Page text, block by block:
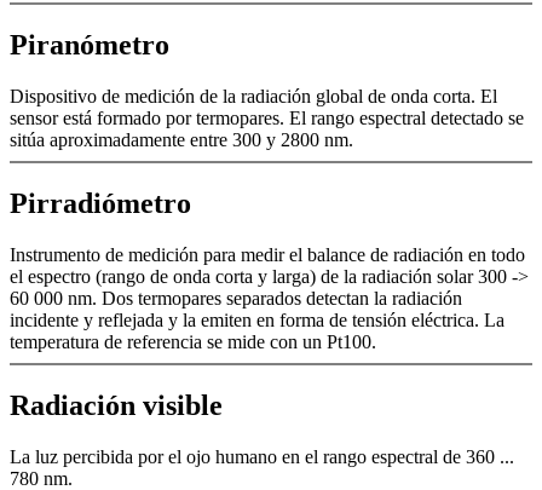
Piranómetro
Dispositivo de medición de la radiación global de onda corta. El
sensor está formado por termopares. El rango espectral detectado se
sitúa aproximadamente entre 300 y 2800 nm.
Pirradiómetro
Instrumento de medición para medir el balance de radiación en todo
el espectro (rango de onda corta y larga) de la radiación solar 300 ->
60 000 nm. Dos termopares separados detectan la radiación
incidente y reflejada y la emiten en forma de tensión eléctrica. La
temperatura de referencia se mide con un Pt100.
Radiación visible
La luz percibida por el ojo humano en el rango espectral de 360 ...
780 nm.